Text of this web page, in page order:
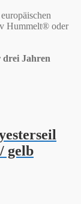
Hummelt® oder
Jahren
gelb